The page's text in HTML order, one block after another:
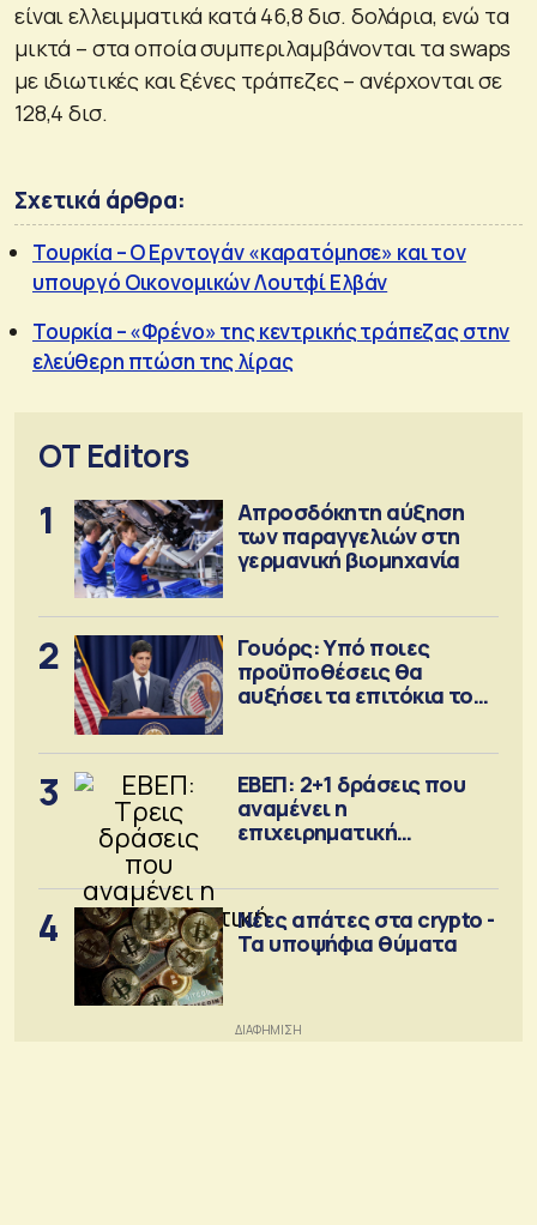
είναι ελλειμματικά κατά 46,8 δισ. δολάρια, ενώ τα
μικτά – στα οποία συμπεριλαμβάνονται τα swaps
με ιδιωτικές και ξένες τράπεζες – ανέρχονται σε
128,4 δισ.
Σχετικά άρθρα:
Τουρκία – Ο Ερντογάν «καρατόμησε» και τον
υπουργό Οικονομικών Λουτφί Ελβάν
Τουρκία – «Φρένο» της κεντρικής τράπεζας στην
ελεύθερη πτώση της λίρας
OT Editors
1
Απροσδόκητη αύξηση
των παραγγελιών στη
γερμανική βιομηχανία
2
Γουόρς: Υπό ποιες
προϋποθέσεις θα
αυξήσει τα επιτόκια τον
3
ΕΒΕΠ: 2+1 δράσεις που
αναμένει η
επιχειρηματική
4
Νέες απάτες στα crypto -
Τα υποψήφια θύματα